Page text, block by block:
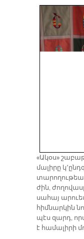
«Ա­կօս»
մա­լի­րը
ժին,
սա­հայ
հիմ­նար­կին
պէս զարդ,
է հա­մա­լի­րի